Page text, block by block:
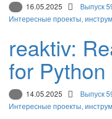
16.05.2025 Выпуск
Интересные проекты,
reaktiv:
for Python
14.05.2025 Выпуск
Интересные проекты,